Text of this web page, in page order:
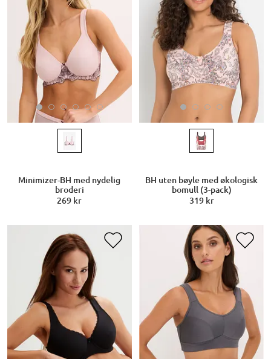
Minimizer-BH med nydelig
broderi
269 kr
BH uten bøyle med økologisk
bomull (3-pack)
319 kr